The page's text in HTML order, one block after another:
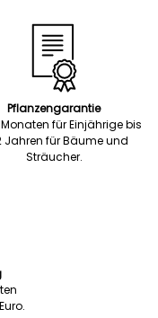
Pflanzengarantie
für Einjährige bis
Jahren für Bäume und
Sträucher.